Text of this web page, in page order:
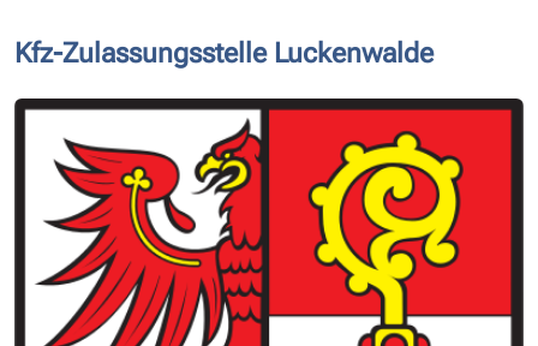
Kfz-Zulassungsstelle Luckenwalde